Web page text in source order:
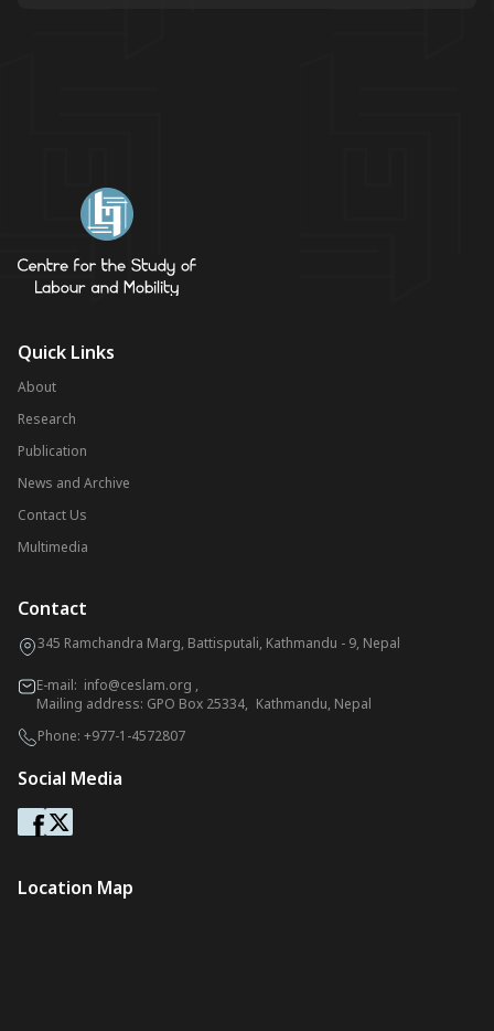
Quick Links
About
Research
Publication
News and Archive
Contact Us
Multimedia
Contact
345 Ramchandra Marg, Battisputali, Kathmandu - 9, Nepal
E-mail: info@ceslam.org ,
Mailing address: GPO Box 25334, Kathmandu, Nepal
Phone: +977-1-4572807
Social Media
Location Map